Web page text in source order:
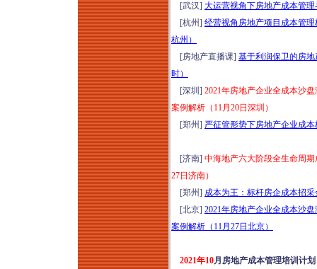
[武汉] 大运营视角下房地产成本管
[杭州] 经营视角房地产项目成本管
杭州）
[房地产直播课] 基于利润保卫的房地
时）
[深圳] 2021年房地产企业全成本沙
案例解析（11月20日深圳）
[郑州] 严征管形势下房地产企业成
[济南] 中海地产六大阶段全生命周
27日济南）
[郑州] 成本为王：标杆房企成本招
[北京] 2021年房地产企业全成本沙
案例解析（11月27日北京）
2021年10月房地产成本管理培训计